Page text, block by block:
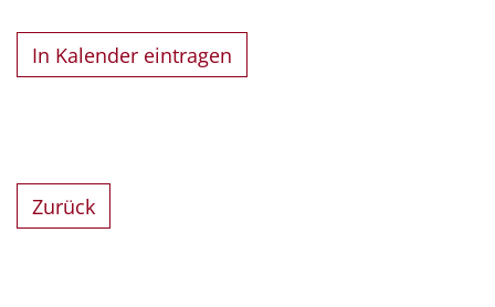
In Kalender eintragen
Zurück